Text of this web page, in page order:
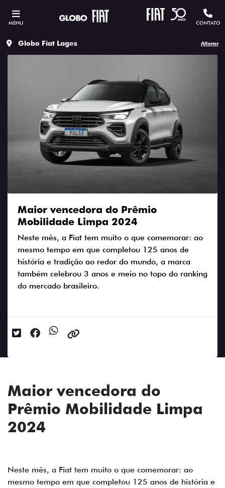
MENU CONTATO
Globo Fiat Lages Alterar
Maior vencedora do Prêmio
Mobilidade Limpa 2024
Neste mês, a Fiat tem muito o que comemorar: ao
mesmo tempo em que completou 125 anos de
história e tradição ao redor do mundo, a marca
também celebrou 3 anos e meio no topo do ranking
do mercado brasileiro.
Maior vencedora do
Prêmio Mobilidade Limpa
2024
Neste mês, a Fiat tem muito o que comemorar: ao
mesmo tempo em que completou 125 anos de história e